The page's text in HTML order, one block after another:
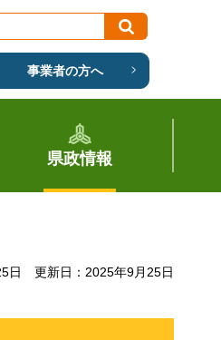
事業者の方へ
県政情報
日 更新日：2025年9月25日